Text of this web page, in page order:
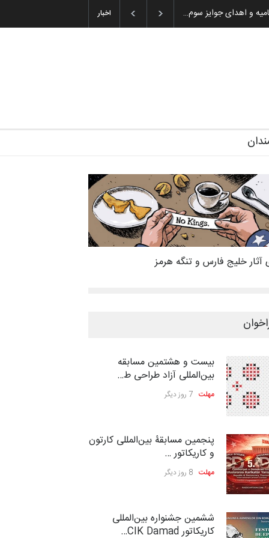
اخبار باشول (۱۹۳۶–۲۰۲۶)
آثار خلیج فارس و تنگه هرمز
بیست و هشتمین مسابقه
بین‌المللی آزاد طراحی ط…
مهلت 7 روز دیگر
پنجمین مسابقۀ بین‌المللی کارتون
و کاریکاتور …
مهلت 8 روز دیگر
ششمین جشنواره بین‌المللی
کاریکاتور CIK Damad…